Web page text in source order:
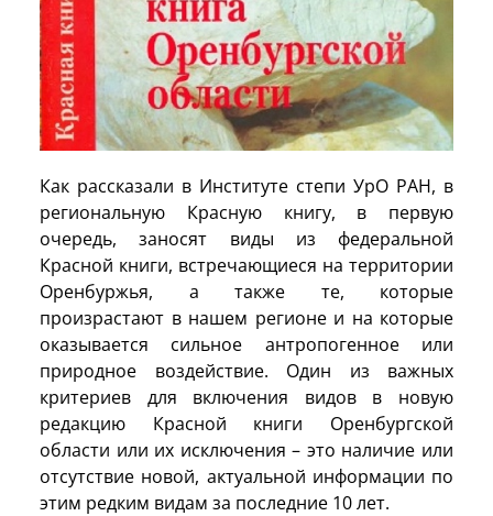
Как рассказали в Институте степи УрО РАН, в
региональную Красную книгу, в первую
очередь, заносят виды из федеральной
Красной книги, встречающиеся на территории
Оренбуржья, а также те, которые
произрастают в нашем регионе и на которые
оказывается сильное антропогенное или
природное воздействие. Один из важных
критериев для включения видов в новую
редакцию Красной книги Оренбургской
области или их исключения – это наличие или
отсутствие новой, актуальной информации по
этим редким видам за последние 10 лет.